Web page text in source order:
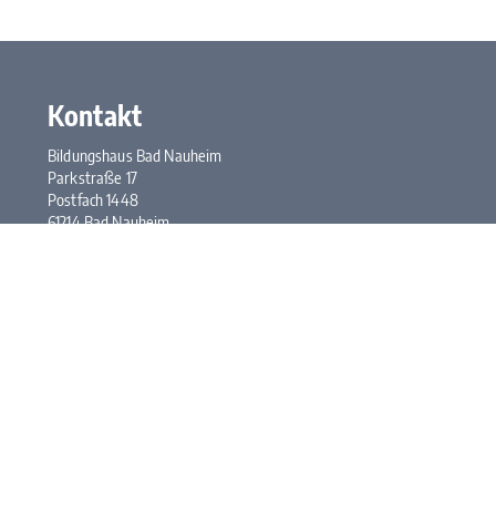
Kontakt
Bildungshaus Bad Nauheim
Parkstraße 17
Postfach 1448
61214 Bad Nauheim